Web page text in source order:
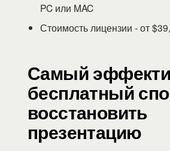
PC или MAC
Стоимость лицензии - от
Самый
бесплатный
восстановить
презентацию